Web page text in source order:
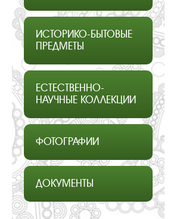
ИСТОРИКО-БЫТОВЫЕ
ПРЕДМЕТЫ
ЕСТЕСТВЕННО-
НАУЧНЫЕ КОЛЛЕКЦИИ
ФОТОГРАФИИ
ДОКУМЕНТЫ